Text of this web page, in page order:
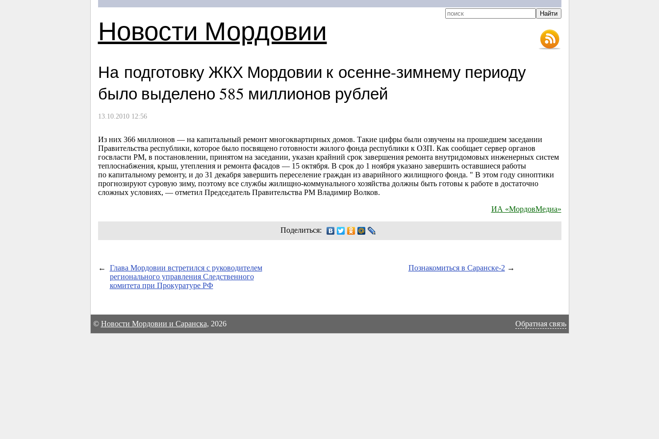
Новости Мордовии
На подготовку ЖКХ Мордовии к осенне-зимнему периоду
было выделено 585 миллионов рублей
13.10.2010 12:56
Из них 366 миллионов — на капитальный ремонт многоквартирных домов. Такие цифры были озвучены на прошедшем заседании
Правительства республики, которое было посвящено готовности жилого фонда республики к ОЗП. Как сообщает сервер органов
госвласти РМ, в постановлении, принятом на заседании, указан крайний срок завершения ремонта внутридомовых инженерных систем
теплоснабжения, крыш, утепления и ремонта фасадов — 15 октября. В срок до 1 ноября указано завершить оставшиеся работы
по капитальному ремонту, и до 31 декабря завершить переселение граждан из аварийного жилищного фонда. " В этом году синоптики
прогнозируют суровую зиму, поэтому все службы жилищно-коммунального хозяйства должны быть готовы к работе в достаточно
сложных условиях, — отметил Председатель Правительства РМ Владимир Волков.
ИА «МордовМедиа»
Поделиться:
←
Глава Мордовии встретился с руководителем
регионального управления Следственного
комитета при Прокуратуре РФ
Познакомиться в Саранске-2 →
© Новости Мордовии и Саранска, 2026 Обратная связь